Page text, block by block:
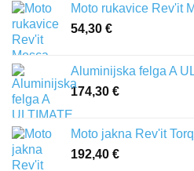
Moto rukavice Rev'it
54,30 €
Aluminijska felga A
174,30 €
Moto jakna Rev'it
192,40 €